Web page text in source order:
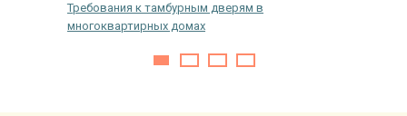
Требования к тамбурным дверям в
многоквартирных домах